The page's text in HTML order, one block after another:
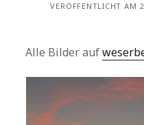
VERÖFFENTLICHT AM
Alle Bilder auf